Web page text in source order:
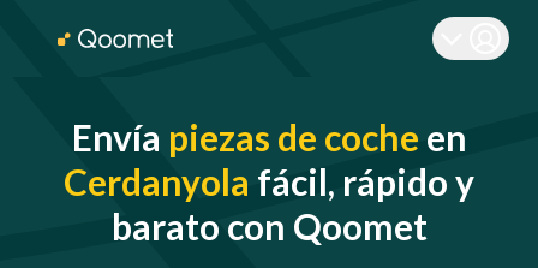
Envía piezas de coche en
Cerdanyola fácil, rápido y
barato con Qoomet